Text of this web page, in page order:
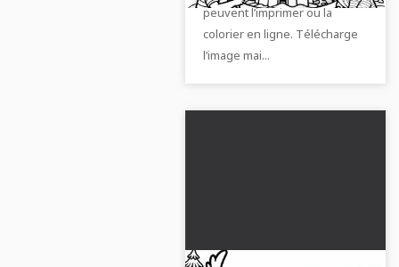
peuvent l’imprimer ou la
colorier en ligne. Télécharge
l’image mai...